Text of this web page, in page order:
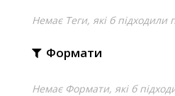
Немає Теги, які б підходили
Формати
Немає Формати, які б